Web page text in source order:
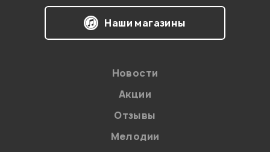
Наши магазины
Новости
Акции
Отзывы
Мелодии